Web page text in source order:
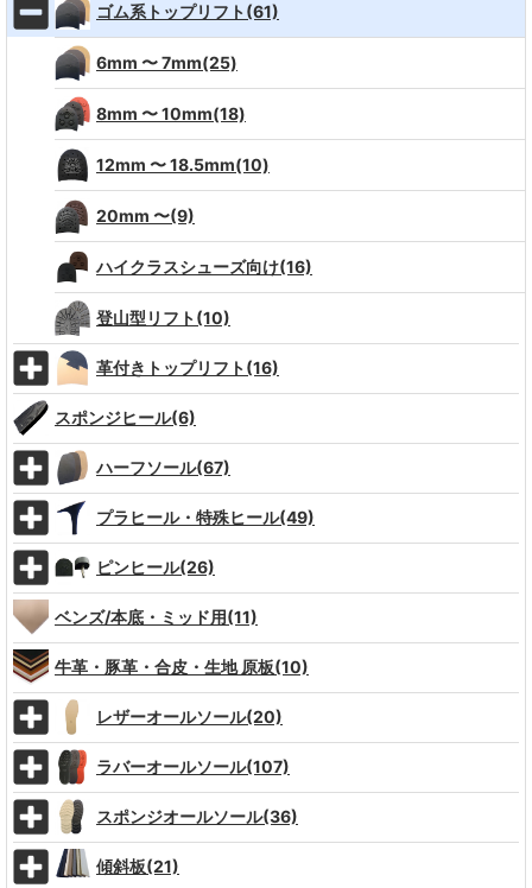
ゴム系トップリフト(61)
6mm 〜 7mm(25)
8mm 〜 10mm(18)
12mm 〜 18.5mm(10)
20mm 〜(9)
ハイクラスシューズ向け(16)
登山型リフト(10)
革付きトップリフト(16)
スポンジヒール(6)
ハーフソール(67)
プラヒール・特殊ヒール(49)
ピンヒール(26)
ベンズ/本底・ミッド用(11)
牛革・豚革・合皮・生地 原板(10)
レザーオールソール(20)
ラバーオールソール(107)
スポンジオールソール(36)
傾斜板(21)